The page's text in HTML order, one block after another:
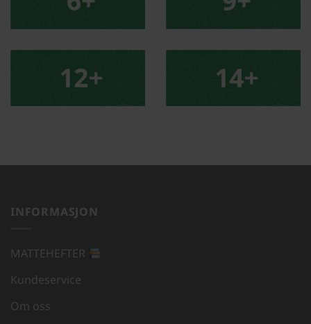
INFORMASJON
MATTEHEFTER
Kundeservice
Om oss